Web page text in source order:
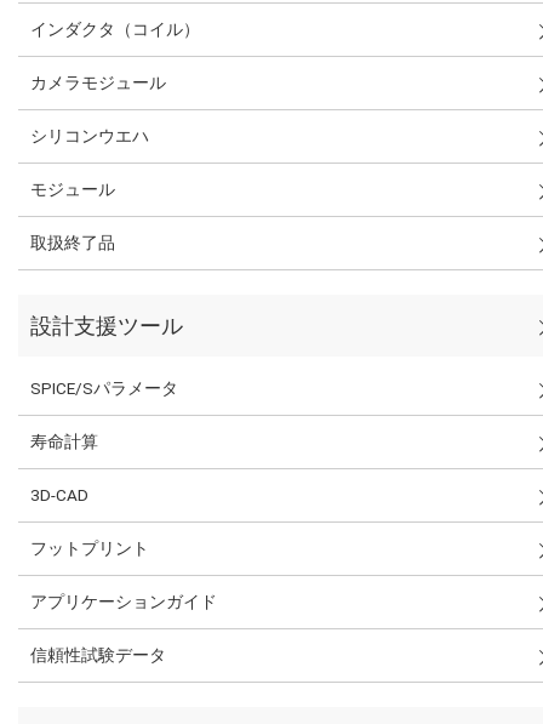
インダクタ（コイル）
カメラモジュール
シリコンウエハ
モジュール
取扱終了品
設計支援ツール
SPICE/Sパラメータ
寿命計算
3D-CAD
フットプリント
アプリケーションガイド
信頼性試験データ